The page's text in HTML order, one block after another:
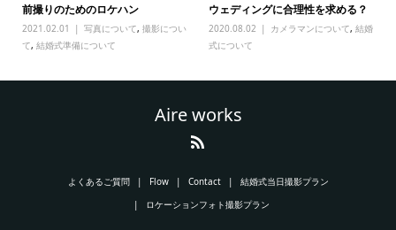
前撮りのためのロケハン
2021.02.01 写真について, 撮影につい
て, 結婚式準備について
ウェディングに合理性を求める？
2020.08.02 カメラマンについて,結婚
式について
Aire works
よくあるご質問 Flow Contact
結婚式当日撮影プラン
ロケーションフォト撮影プラン